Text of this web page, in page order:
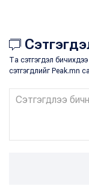
Та сэтгэгдэл
сэтгэгдлийг Peak.mn